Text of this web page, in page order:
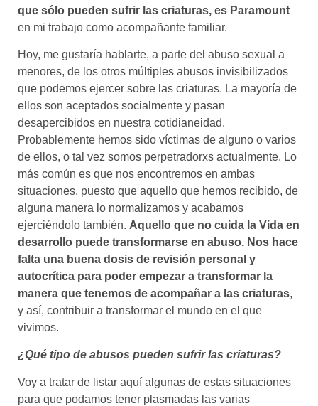
que sólo pueden sufrir las criaturas, es Paramount
en mi trabajo como acompañante familiar.
Hoy, me gustaría hablarte, a parte del abuso sexual a
menores, de los otros múltiples abusos invisibilizados
que podemos ejercer sobre las criaturas. La mayoría de
ellos son aceptados socialmente y pasan
desapercibidos en nuestra cotidianeidad.
Probablemente hemos sido víctimas de alguno o varios
de ellos, o tal vez somos perpetradorxs actualmente. Lo
más común es que nos encontremos en ambas
situaciones, puesto que aquello que hemos recibido, de
alguna manera lo normalizamos y acabamos
ejerciéndolo también. Aquello que no cuida la Vida en
desarrollo puede transformarse en abuso. Nos hace
falta una buena dosis de revisión personal y
autocrítica para poder empezar a transformar la
manera que tenemos de acompañar a las criaturas,
y así, contribuir a transformar el mundo en el que
vivimos.
¿Qué tipo de abusos pueden sufrir las criaturas?
Voy a tratar de listar aquí algunas de estas situaciones
para que podamos tener plasmadas las varias